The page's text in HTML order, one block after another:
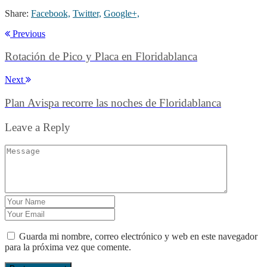
Share: Facebook, Twitter, Google+,
Previous
Rotación de Pico y Placa en Floridablanca
Next
Plan Avispa recorre las noches de Floridablanca
Leave a Reply
Guarda mi nombre, correo electrónico y web en este navegador
para la próxima vez que comente.